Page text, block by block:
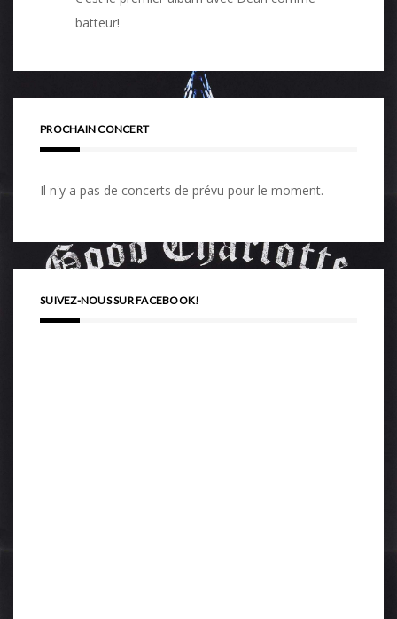
batteur!
PROCHAIN CONCERT
Il n'y a pas de concerts de prévu pour le moment.
SUIVEZ-NOUS SUR FACEBOOK!